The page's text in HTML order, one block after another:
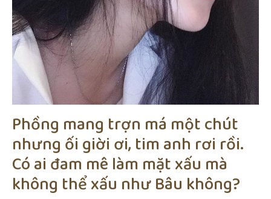
Phồng mang trợn má một chút
nhưng ối giời ơi, tim anh rơi rồi.
Có ai đam mê làm mặt xấu mà
không thể xấu như Bâu không?